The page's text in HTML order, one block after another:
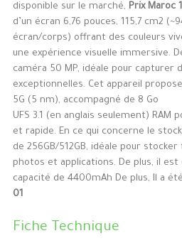
disponible sur le marché, Prix Maroc
d’un écran 6,76 pouces, 115,7 cm2
écran/corps) offrant des couleurs
une expérience visuelle immersive.
caméra 50 MP, idéale pour capturer
exceptionnelles. Cet appareil
5G (5 nm), accompagné de 8 Go
UFS 3.1 (en anglais seulement) RAM
et rapide. En ce qui concerne le
de 256GB/512GB, idéale pour
photos et applications. De plus, il est
capacité de 4400mAh De plus, Il a
01
Fiche Technique